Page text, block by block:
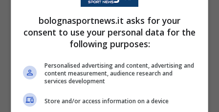
dell’ex Spezie e Fiorentina hanno riportato a
casa un titolo dopo 51 anni, ovvero la Coppa
hanno raggiunto i quarti di Europa League al
seguito di un acceso doppio confronto con la
Roma, fermandosi poi al cospetto dall’Aston
bolognasportnews.it asks for your
consent to use your personal data for the
following purposes:
Personalised advertising and content, advertising and
content measurement, audience research and
services development
Store and/or access information on a device